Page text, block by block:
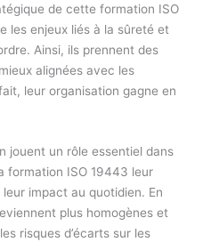
de cette formation ISO
les enjeux liés à la sûreté et
Ainsi, ils prennent des
alignées avec les
leur organisation gagne en
jouent un rôle essentiel dans
formation ISO 19443 leur
impact au quotidien. En
plus homogènes et
risques d’écarts sur les